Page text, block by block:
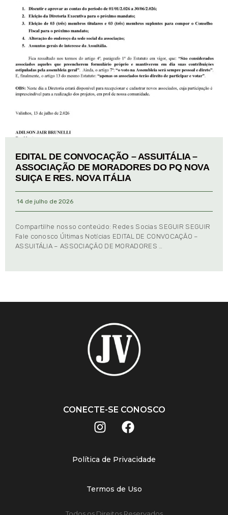
EDITAL DE CONVOCAÇÃO – ASSUITÁLIA –
ASSOCIAÇÃO DE MORADORES DO PQ NOVA
SUIÇA E RES. NOVA ITÁLIA
14 de julho de 2026
Compartilhe nosso conteúdo: Redes Socias SEGUIR SEGUIR
Fale conosco Últimas Notícias EDITAL DE CONVOCAÇÃO –
ASSUITÁLIA – ASSOCIAÇÃO DE MORADORES …
CONECTE-SE CONOSCO
Política de Privacidade
Termos de Uso